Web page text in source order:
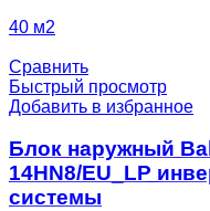
40 м2
Сравнить
Быстрый просмотр
Добавить в избранное
Блок наружный
14HN8/EU_LP
системы